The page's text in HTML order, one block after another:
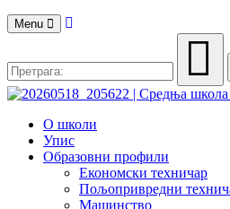
Menu
О школи
Упис
Образовни профили
Економски техничар
Пољопривредни
Машинство